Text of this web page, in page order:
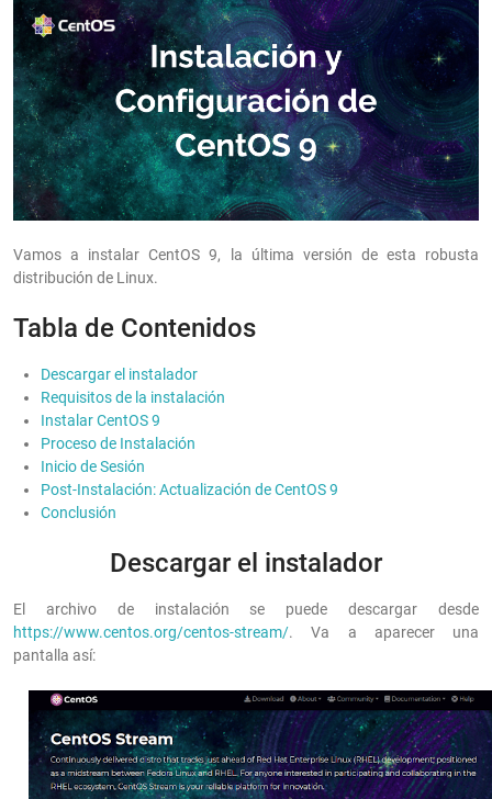
Vamos a instalar CentOS 9, la última versión de esta robusta
distribución de Linux.
Tabla de Contenidos
Descargar el instalador
Requisitos de la instalación
Instalar CentOS 9
Proceso de Instalación
Inicio de Sesión
Post-Instalación: Actualización de CentOS 9
Conclusión
Descargar el instalador
El archivo de instalación se puede descargar desde
https://www.centos.org/centos-stream/. Va a aparecer una
pantalla así: